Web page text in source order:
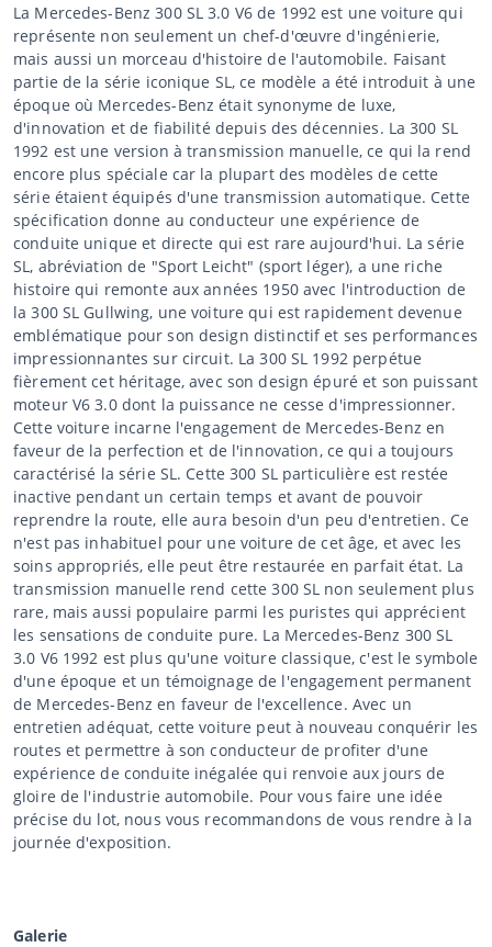
La Mercedes-Benz 300 SL 3.0 V6 de 1992 est une voiture qui
représente non seulement un chef-d'œuvre d'ingénierie,
mais aussi un morceau d'histoire de l'automobile. Faisant
partie de la série iconique SL, ce modèle a été introduit à une
époque où Mercedes-Benz était synonyme de luxe,
d'innovation et de fiabilité depuis des décennies. La 300 SL
1992 est une version à transmission manuelle, ce qui la rend
encore plus spéciale car la plupart des modèles de cette
série étaient équipés d'une transmission automatique. Cette
spécification donne au conducteur une expérience de
conduite unique et directe qui est rare aujourd'hui. La série
SL, abréviation de "Sport Leicht" (sport léger), a une riche
histoire qui remonte aux années 1950 avec l'introduction de
la 300 SL Gullwing, une voiture qui est rapidement devenue
emblématique pour son design distinctif et ses performances
impressionnantes sur circuit. La 300 SL 1992 perpétue
fièrement cet héritage, avec son design épuré et son puissant
moteur V6 3.0 dont la puissance ne cesse d'impressionner.
Cette voiture incarne l'engagement de Mercedes-Benz en
faveur de la perfection et de l'innovation, ce qui a toujours
caractérisé la série SL. Cette 300 SL particulière est restée
inactive pendant un certain temps et avant de pouvoir
reprendre la route, elle aura besoin d'un peu d'entretien. Ce
n'est pas inhabituel pour une voiture de cet âge, et avec les
soins appropriés, elle peut être restaurée en parfait état. La
transmission manuelle rend cette 300 SL non seulement plus
rare, mais aussi populaire parmi les puristes qui apprécient
les sensations de conduite pure. La Mercedes-Benz 300 SL
3.0 V6 1992 est plus qu'une voiture classique, c'est le symbole
d'une époque et un témoignage de l'engagement permanent
de Mercedes-Benz en faveur de l'excellence. Avec un
entretien adéquat, cette voiture peut à nouveau conquérir les
routes et permettre à son conducteur de profiter d'une
expérience de conduite inégalée qui renvoie aux jours de
gloire de l'industrie automobile. Pour vous faire une idée
précise du lot, nous vous recommandons de vous rendre à la
journée d'exposition.
Galerie